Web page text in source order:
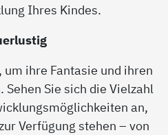
Ihres Kindes.
ihre Fantasie und ihren
Sehen Sie sich die Vielzahl
an,
Verfügung stehen – von